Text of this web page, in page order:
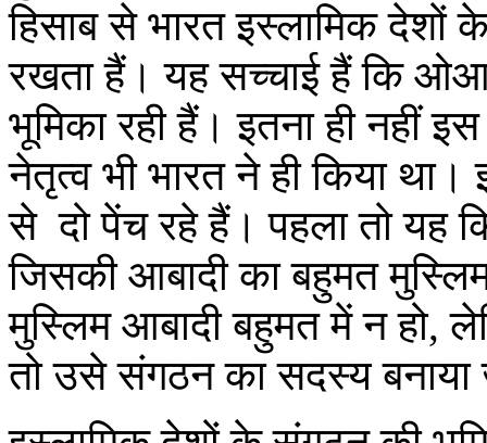
हिसाब से भारत इस्लामिक देशों
रखता हैं। यह सच्चाई हैं कि
भूमिका रही हैं। इतना ही नहीं
नेतृत्व भी भारत ने ही किया
से दो पेंच रहे हैं। पहला तो यह
जिसकी आबादी का बहुमत
मुस्लिम आबादी बहुमत में न
तो उसे संगठन का सदस्य